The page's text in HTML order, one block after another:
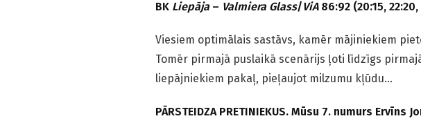
BK Liepāja– Valmiera Glass/ViA86:92 (20:15, 22:20,
Viesiem optimālais sastāvs, kamēr mājiniekiem
Tomēr pirmajā puslaikā scenārijs ļoti līdzīgs
liepājniekiem pakaļ, pieļaujot milzumu kļūdu…
PĀRSTEIDZA PRETINIEKUS. Mūsu 7. numurs